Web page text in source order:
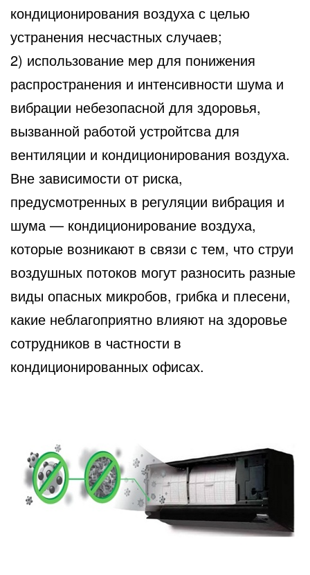
кондиционирования воздуха с целью
устранения несчастных случаев;
2) использование мер для понижения
распространения и интенсивности шума и
вибрации небезопасной для здоровья,
вызванной работой устройтсва для
вентиляции и кондиционирования воздуха.
Вне зависимости от риска,
предусмотренных в регуляции вибрация и
шума — кондиционирование воздуха,
которые возникают в связи с тем, что струи
воздушных потоков могут разносить разные
виды опасных микробов, грибка и плесени,
какие неблагоприятно влияют на здоровье
сотрудников в частности в
кондиционированных офисах.